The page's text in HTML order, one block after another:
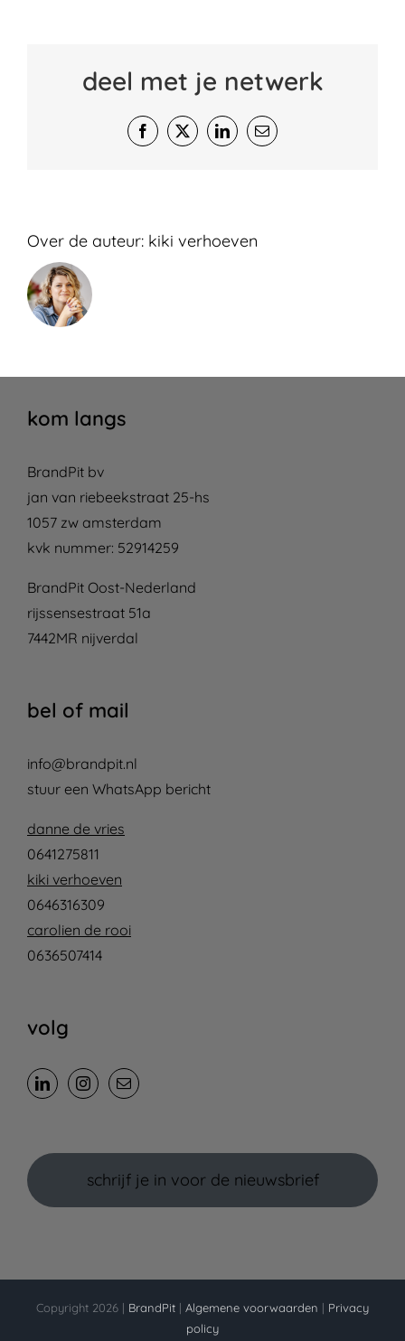
deel met je netwerk
Facebook
X LinkedIn
E-
mail
Over de auteur: kiki verhoeven
kom langs
BrandPit bv
jan van riebeekstraat 25-hs
1057 zw amsterdam
kvk nummer: 52914259
BrandPit Oost-Nederland
rijssensestraat 51a
7442MR nijverdal
bel of mail
info@brandpit.nl
stuur een WhatsApp bericht
danne de vries
0641275811
kiki verhoeven
0646316309
carolien de rooi
0636507414
volg
schrijf je in voor de nieuwsbrief
Copyright 2026 | BrandPit | Algemene voorwaarden | Privacy
policy